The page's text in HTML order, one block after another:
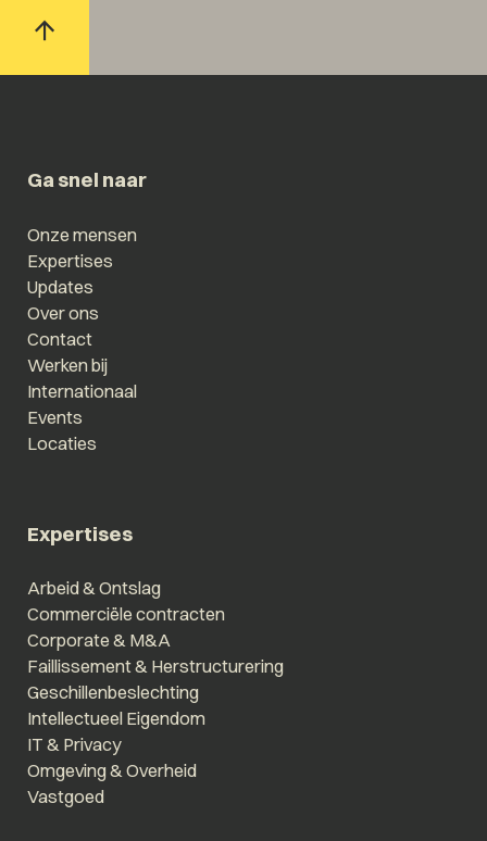
Ga snel naar
Onze mensen
Expertises
Updates
Over ons
Contact
Werken bij
Internationaal
Events
Locaties
Expertises
Arbeid & Ontslag
Commerciële contracten
Corporate & M&A
Faillissement & Herstructurering
Geschillenbeslechting
Intellectueel Eigendom
IT & Privacy
Omgeving & Overheid
Vastgoed